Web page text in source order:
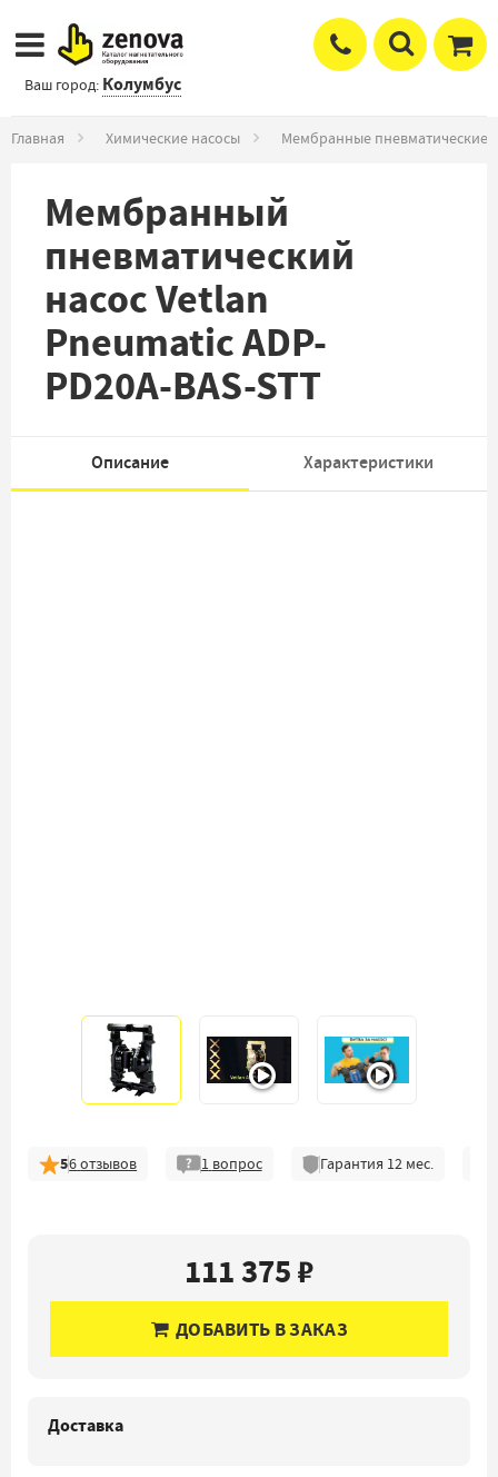
Ваш город: Колумбус
Главная Химические насосы Мембранные пневматические
Мембранный
пневматический
насос Vetlan
Pneumatic ADP-
PD20A-BAS-STT
Описание Характеристики
56отзывов 1 вопрос Гарантия 12 мес.
111 375 ₽
ДОБАВИТЬ В ЗАКАЗ
Доставка